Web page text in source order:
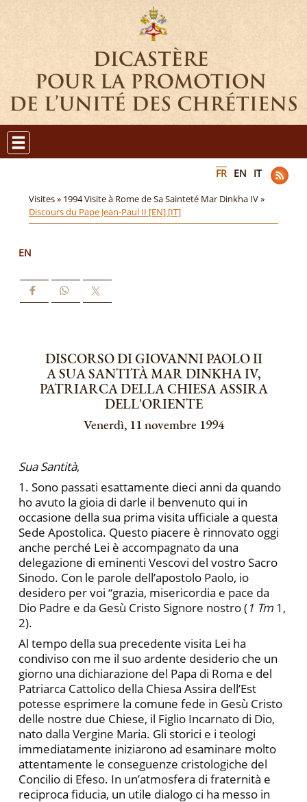
FR EN IT
Visites » 1994 Visite à Rome de Sa Sainteté Mar Dinkha IV »
Discours du Pape Jean-Paul II [EN] [IT]
EN
DISCORSO DI GIOVANNI PAOLO II
A SUA SANTITÀ MAR DINKHA IV,
PATRIARCA DELLA CHIESA ASSIRA
DELL'ORIENTE
Venerdì, 11 novembre 1994
Sua Santità,
1. Sono passati esattamente dieci anni da quando
ho avuto la gioia di darle il benvenuto qui in
occasione della sua prima visita ufficiale a questa
Sede Apostolica. Questo piacere è rinnovato oggi
anche perché Lei è accompagnato da una
delegazione di eminenti Vescovi del vostro Sacro
Sinodo. Con le parole dell’apostolo Paolo, io
desidero per voi “grazia, misericordia e pace da
Dio Padre e da Gesù Cristo Signore nostro (1 Tm 1,
2).
Al tempo della sua precedente visita Lei ha
condiviso con me il suo ardente desiderio che un
giorno una dichiarazione del Papa di Roma e del
Patriarca Cattolico della Chiesa Assira dell’Est
potesse esprimere la comune fede in Gesù Cristo
delle nostre due Chiese, il Figlio Incarnato di Dio,
nato dalla Vergine Maria. Gli storici e i teologi
immediatamente iniziarono ad esaminare molto
attentamente le conseguenze cristologiche del
Concilio di Efeso. In un’atmosfera di fraternità e
reciproca fiducia, un utile dialogo ci ha messo in